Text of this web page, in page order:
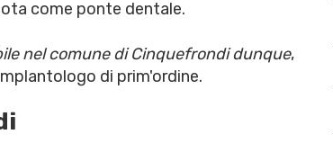
come ponte dentale.
nel comune di Cinquefrondi dunque,
di prim'ordine.